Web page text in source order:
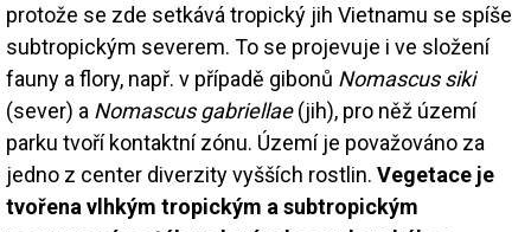
protože se zde setkává tropický jih Vietnamu se spíše
subtropickým severem. To se projevuje i ve složení
fauny a flory, např. v případě gibonů Nomascus siki
(sever) a Nomascus gabriellae(jih), pro něž území
parku tvoří kontaktní zónu. Území je považováno za
jedno z center diverzity vyšších rostlin. Vegetace je
tvořena vlhkým tropickým a subtropickým